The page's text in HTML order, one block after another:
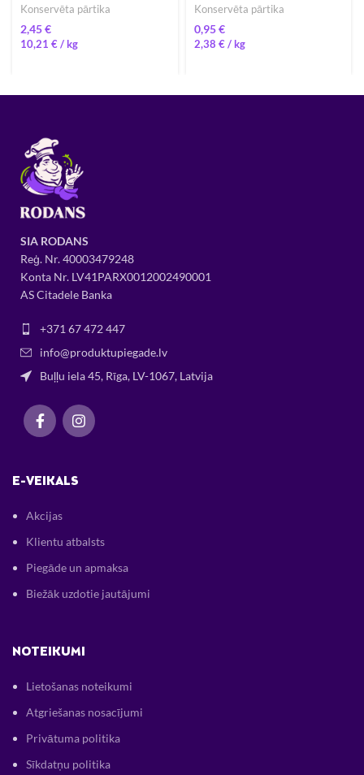
Konservēta pārtika
€
10,21 €/
Konservēta pārtika
€
2,38 € /
SIA RODANS
Reģ. Nr.40003479248
Konta Nr. LV41PARX0012002490001
AS Citadele Banka
+371 67 472 447
info@produktupiegade.lv
Buļļu iela 45, Rīga, LV-1067, Latvija
E-VEIKALS
Akcijas
Klientu atbalsts
Piegāde un apmaksa
Biežāk uzdotie jautājumi
NOTEIKUMI
Lietošanas noteikumi
Atgriešanas nosacījumi
Privātuma politika
Sīkdatņu politika